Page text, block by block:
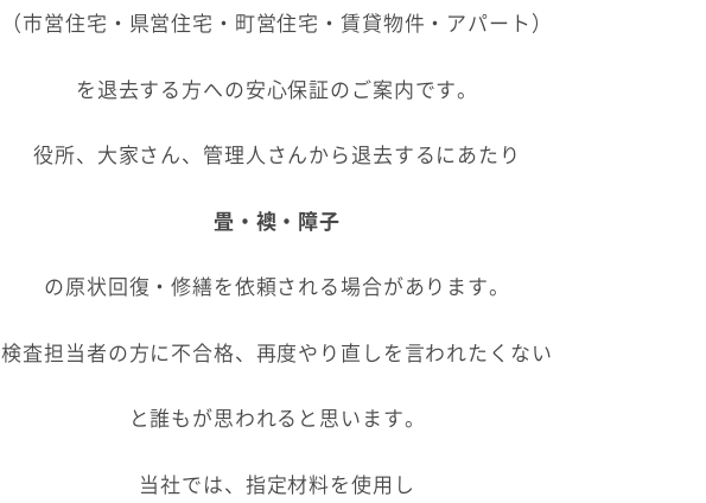
（市営住宅・県営住宅・町営住宅・賃貸物件・アパート）
を退去する方への安心保証のご案内です。
役所、大家さん、管理人さんから退去するにあたり
畳・襖・障子
の原状回復・修繕を依頼される場合があります。
検査担当者の方に不合格、再度やり直しを言われたくない
と誰もが思われると思います。
当社では、指定材料を使用し